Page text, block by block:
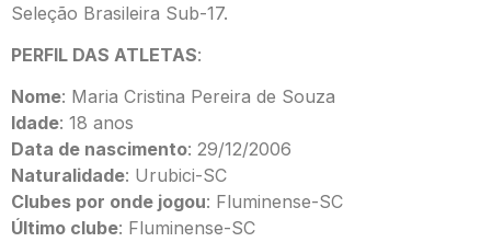
Seleção Brasileira Sub-17.
PERFIL DAS ATLETAS:
Nome: Maria Cristina Pereira de Souza
Idade: 18 anos
Data de nascimento: 29/12/2006
Naturalidade: Urubici-SC
Clubes por onde jogou: Fluminense-SC
Último clube: Fluminense-SC